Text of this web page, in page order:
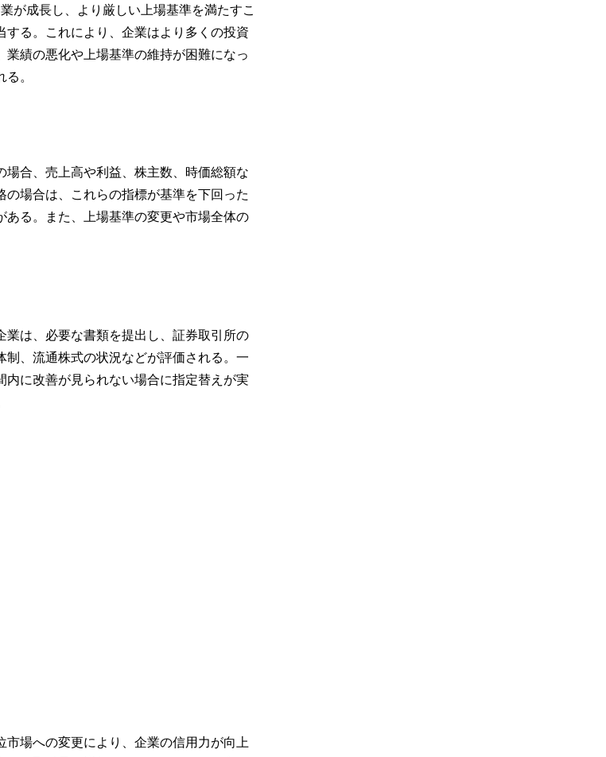
が成長し、より厳しい上場基準を満たすこ
る。これにより、企業はより多くの投資
績の悪化や上場基準の維持が困難になっ
。
合、売上高や利益、株主数、時価総額な
場合は、これらの指標が基準を下回った
る。また、上場基準の変更や市場全体の
は、必要な書類を提出し、証券取引所の
、流通株式の状況などが評価される。一
に改善が見られない場合に指定替えが実
場への変更により、企業の信用力が向上